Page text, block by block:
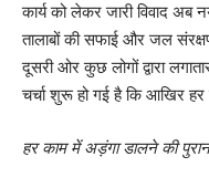
कार्य को लेकर जारी विवाद
तालाबों की सफाई और जल
दूसरी ओर कुछ लोगों द्वारा
चर्चा शुरू हो गई है कि आखिर हर
हर काम में अड़ंगा डालने की